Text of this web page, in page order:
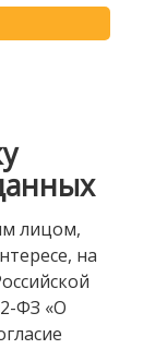
лицом,
на
ФЗ «О